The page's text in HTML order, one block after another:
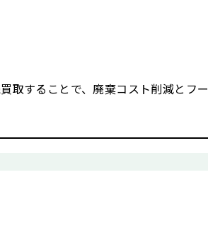
取することで、廃棄コスト削減とフー